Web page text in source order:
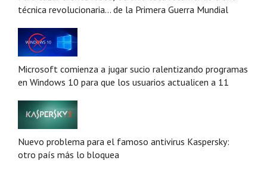
técnica revolucionaria... de la Primera Guerra Mundial
Microsoft comienza a jugar sucio ralentizando programas
en Windows 10 para que los usuarios actualicen a 11
Nuevo problema para el famoso antivirus Kaspersky:
otro país más lo bloquea